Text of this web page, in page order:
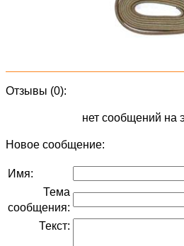
Отзывы (0):
нет сообщений на
Новое сообщение:
Имя:
Тема
сообщения:
Текст: